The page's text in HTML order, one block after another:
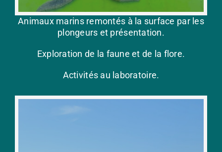
Animaux marins remontés à la surface par les
plongeurs et présentation.
Exploration de la faune et de la flore.
Activités au laboratoire.